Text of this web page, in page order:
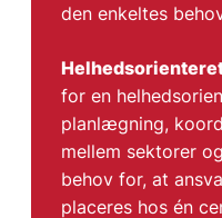
den enkeltes
for en
planlægning,
mellem sektorer
behov for, at
placeres hos én